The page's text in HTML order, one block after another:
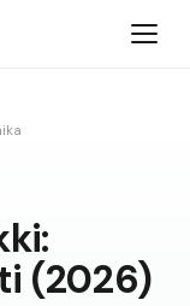
(2026)